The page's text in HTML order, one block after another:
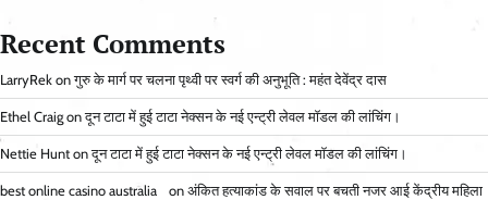
Recent Comments
LarryRek onगुरु के मार्ग पर चलना पृथ्वी पर स्वर्ग की अनुभूति : महंत देवेंद्र दास
Ethel Craig onदून टाटा में हुई टाटा नेक्सन के नई एन्ट्री लेवल मॉडल की लांचिंग।
Nettie Hunt onदून टाटा में हुई टाटा नेक्सन के नई एन्ट्री लेवल मॉडल की लांचिंग।
best online casino australia on अंकित हत्याकांड के सवाल पर बचती नजर आई केंद्रीय महिला